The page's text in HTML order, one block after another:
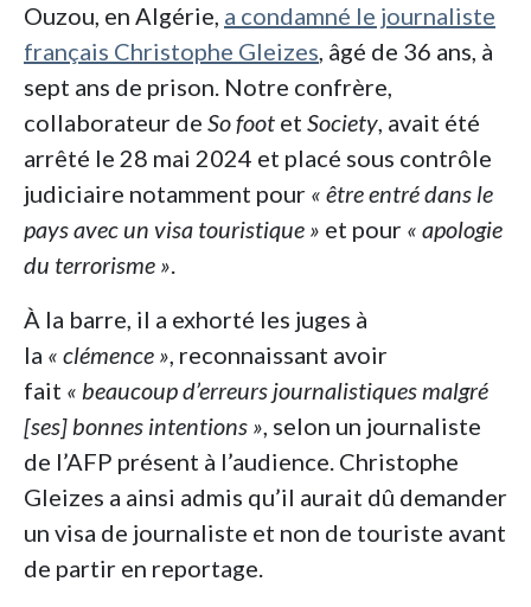
Ouzou, en Algérie, a condamné le journaliste
français Christophe Gleizes, âgé de 36 ans, à
sept ans de prison. Notre confrère,
collaborateur de So foot et Society, avait été
arrêté le 28 mai 2024 et placé sous contrôle
judiciaire notamment pour « être entré dans le
pays avec un visa touristique » et pour « apologie
du terrorisme ».
À la barre, il a exhorté les juges à
la « clémence », reconnaissant avoir
fait « beaucoup d’erreurs journalistiques malgré
[ses] bonnes intentions », selon un journaliste
de l’AFP présent à l’audience. Christophe
Gleizes a ainsi admis qu’il aurait dû demander
un visa de journaliste et non de touriste avant
de partir en reportage.